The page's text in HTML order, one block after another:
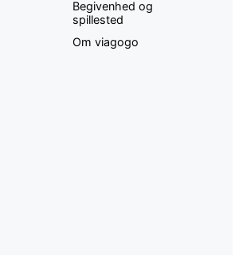
Begivenhed og
spillested
Om viagogo